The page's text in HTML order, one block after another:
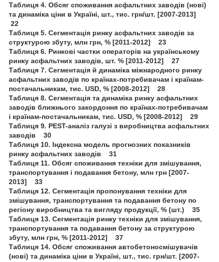
Таблиця 4. Обсяг споживання асфальтних заводів (нові)
та динаміка ціни в Україні, шт., тис. грн/шт. [2007-2013]
22
Таблиця 5. Сегментація ринку асфальтних заводів за
структурою збуту, млн грн, % [2011-2012] 23
Таблиця 6. Ринкові частки операторів на українському
ринку асфальтних заводів, шт. % [2011-2012] 27
Таблиця 7. Сегментація й динаміка міжнародного ринку
асфальтних заводів по країнах-потребивачам і країнам-
постачальникам, тис. USD, % [2008-2012] 28
Таблиця 8. Сегментація та динаміка ринку асфальтних
заводів ближнього закордоння по країнах-потребивачам
і країнам-постачальникам, тис. USD, % [2008-2012] 29
Таблиця 9. PEST-аналіз галузі з виробництва асфальтних
заводів 30
Таблиця 10. Індексна модель прогнозних показників
ринку асфальтних заводів 31
Таблиця 11. Обсяг споживання техніки для змішування,
транспортування і подавання бетону, млн грн [2007-
2013] 33
Таблиця 12. Сегментація пропонування техніки для
змішування, транспортування та подавання бетону по
регіону виробництва та вигляду продукції, % (шт.) 35
Таблиця 13. Сегментація ринку техніки для змішування,
транспортування та подавання бетону за структурою
збуту, млн грн, % [2011-2012] 37
Таблиця 14. Обсяг споживання автобетоносмішувачів
(нові) та динаміка ціни в Україні, шт., тис. грн/шт. [2007-